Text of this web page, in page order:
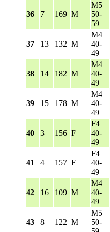
36 7 169 M
M5
50-
59
37 13 132 M
M4
40-
49
38 14 182 M
M4
40-
49
39 15 178 M
M4
40-
49
40 3 156 F
F4
40-
49
41 4 157 F
F4
40-
49
42 16 109 M
M4
40-
49
43 8 122 M
M5
50-